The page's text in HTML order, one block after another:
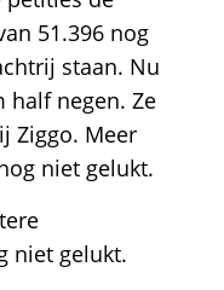
51.396 nog
staan. Nu
half negen. Ze
Ziggo. Meer
niet gelukt.
niet gelukt.